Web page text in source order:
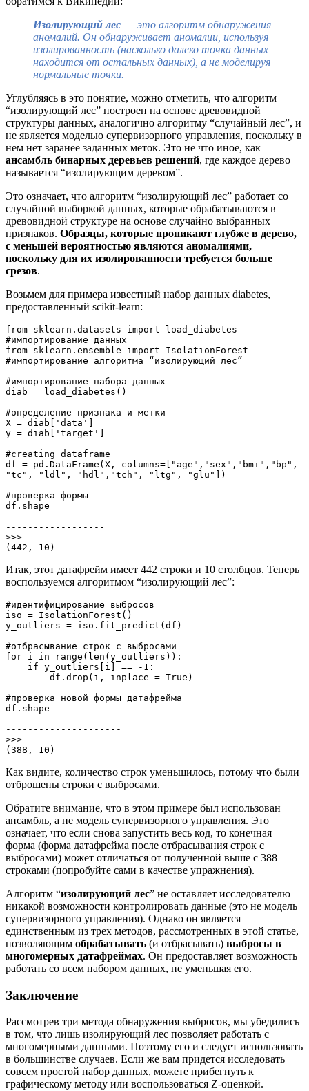
Изолирующий лес — это алгоритм обнаружения
аномалий. Он обнаруживает аномалии, используя
изолированность (насколько далеко точка данных
находится от остальных данных), а не моделируя
нормальные точки.
Углубляясь в это понятие, можно отметить, что алгоритм
“изолирующий лес” построен на основе древовидной
структуры данных, аналогично алгоритму “случайный лес”, и
не является моделью супервизорного управления, поскольку в
нем нет заранее заданных меток. Это не что иное, как
ансамбль бинарных деревьев решений, где каждое дерево
называется “изолирующим деревом”.
Это означает, что алгоритм “изолирующий лес” работает со
случайной выборкой данных, которые обрабатываются в
древовидной структуре на основе случайно выбранных
признаков. Образцы, которые проникают глубже в дерево,
с меньшей вероятностью являются аномалиями,
поскольку для их изолированности требуется больше
срезов.
Возьмем для примера известный набор данных diabetes,
предоставленный scikit-learn:
from sklearn.datasets import load_diabetes
#импортирование данных
from sklearn.ensemble import IsolationForest
#импортирование алгоритма “изолирующий лес”
#импортирование набора данных
diab = load_diabetes()
#определение признака и метки
X = diab['data']
y = diab['target']
#creating dataframe
df = pd.DataFrame(X, columns=["age","sex","bmi","bp",
"tc", "ldl", "hdl","tch", "ltg", "glu"])
#проверка формы
df.shape
------------------
>>>
(442, 10)
Итак, этот датафрейм имеет 442 строки и 10 столбцов. Теперь
воспользуемся алгоритмом “изолирующий лес”:
#идентифицирование выбросов
iso = IsolationForest()
y_outliers = iso.fit_predict(df)
#отбрасывание строк с выбросами
for i in range(len(y_outliers)):
#проверка новой формы датафрейма
df.shape
---------------------
>>>
(388, 10)
Как видите, количество строк уменьшилось, потому что были
отброшены строки с выбросами.
Обратите внимание, что в этом примере был использован
ансамбль, а не модель супервизорного управления. Это
означает, что если снова запустить весь код, то конечная
форма (форма датафрейма после отбрасывания строк с
выбросами) может отличаться от полученной выше с 388
строками (попробуйте сами в качестве упражнения).
Алгоритм “изолирующий лес” не оставляет исследователю
никакой возможности контролировать данные (это не модель
супервизорного управления). Однако он является
единственным из трех методов, рассмотренных в этой статье,
позволяющим обрабатывать (и отбрасывать) выбросы в
многомерных датафреймах. Он предоставляет возможность
работать со всем набором данных, не уменьшая его.
Заключение
Рассмотрев три метода обнаружения выбросов, мы убедились
в том, что лишь изолирующий лес позволяет работать с
многомерными данными. Поэтому его и следует использовать
в большинстве случаев. Если же вам придется исследовать
совсем простой набор данных, можете прибегнуть к
графическому методу или воспользоваться Z-оценкой.